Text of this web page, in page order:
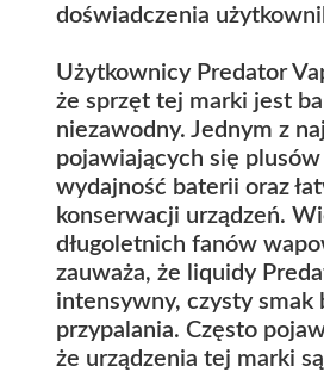
doświadczenia
Użytkownicy Predator
że sprzęt tej marki jest
niezawodny. Jednym z
pojawiających się
wydajność baterii oraz
konserwacji urządzeń.
długoletnich fanów
zauważa, że liquidy
intensywny, czysty smak
przypalania. Często
że urządzenia tej marki